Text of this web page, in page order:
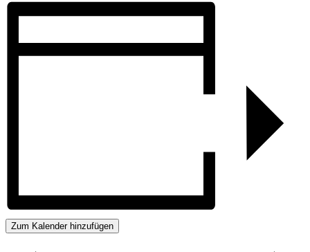
Zum Kalender hinzufügen